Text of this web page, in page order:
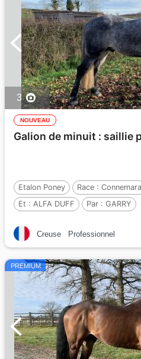
3
NOUVEAU
Galion de minuit : saillie
Etalon Poney Race : Connemara
Et : ALFA DUFF Par : GARRY
Creuse Professionnel
PREMIUM